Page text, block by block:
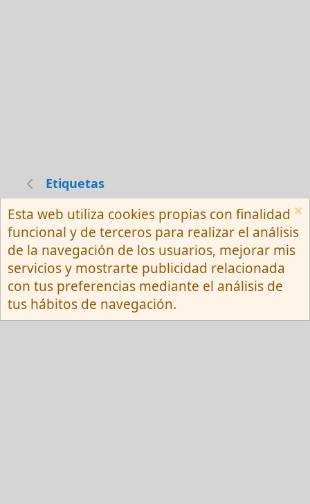
Etiquetas
Español (Neutro) Tu
Contactarnos
Términos y reglas
Privacy policy
Ayuda
R
S
S
Community platform by XenForo ® © 2010-
2026 XenForo Ltd.
Esta web utiliza cookies propias con finalidad
funcional y de terceros para realizar el análisis
de la navegación de los usuarios, mejorar mis
servicios y mostrarte publicidad relacionada
con tus preferencias mediante el análisis de
tus hábitos de navegación.